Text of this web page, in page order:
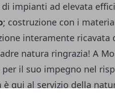
impianti ad elevata
; costruzione con i
interamente ricavata
natura ringrazia! A
il suo impegno nel
qui al servizio della